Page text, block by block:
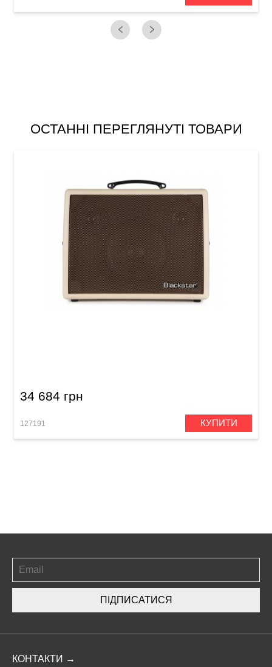
ОСТАННІ ПЕРЕГЛЯНУТІ ТОВАРИ
34 684 грн
127191 КУПИТИ
ПІДПИСАТИСЯ
КОНТАКТИ →